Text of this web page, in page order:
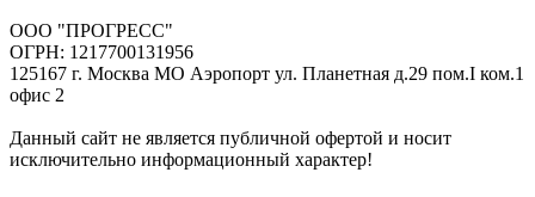
ООО "ПРОГРЕСС"
ОГРН: 1217700131956
125167 г. Москва МО Аэропорт ул. Планетная д.29 пом.I ком.1
офис 2
Данный сайт не является публичной офертой и носит
исключительно информационный характер!